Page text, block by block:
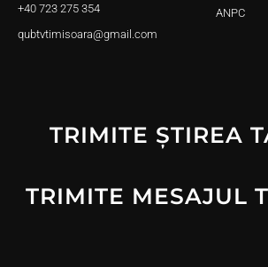
+40 723 275 354
qubtvtimisoara@gmail.com
ANPC
TRIMITE ȘTIREA
TRIMITE MESAJUL